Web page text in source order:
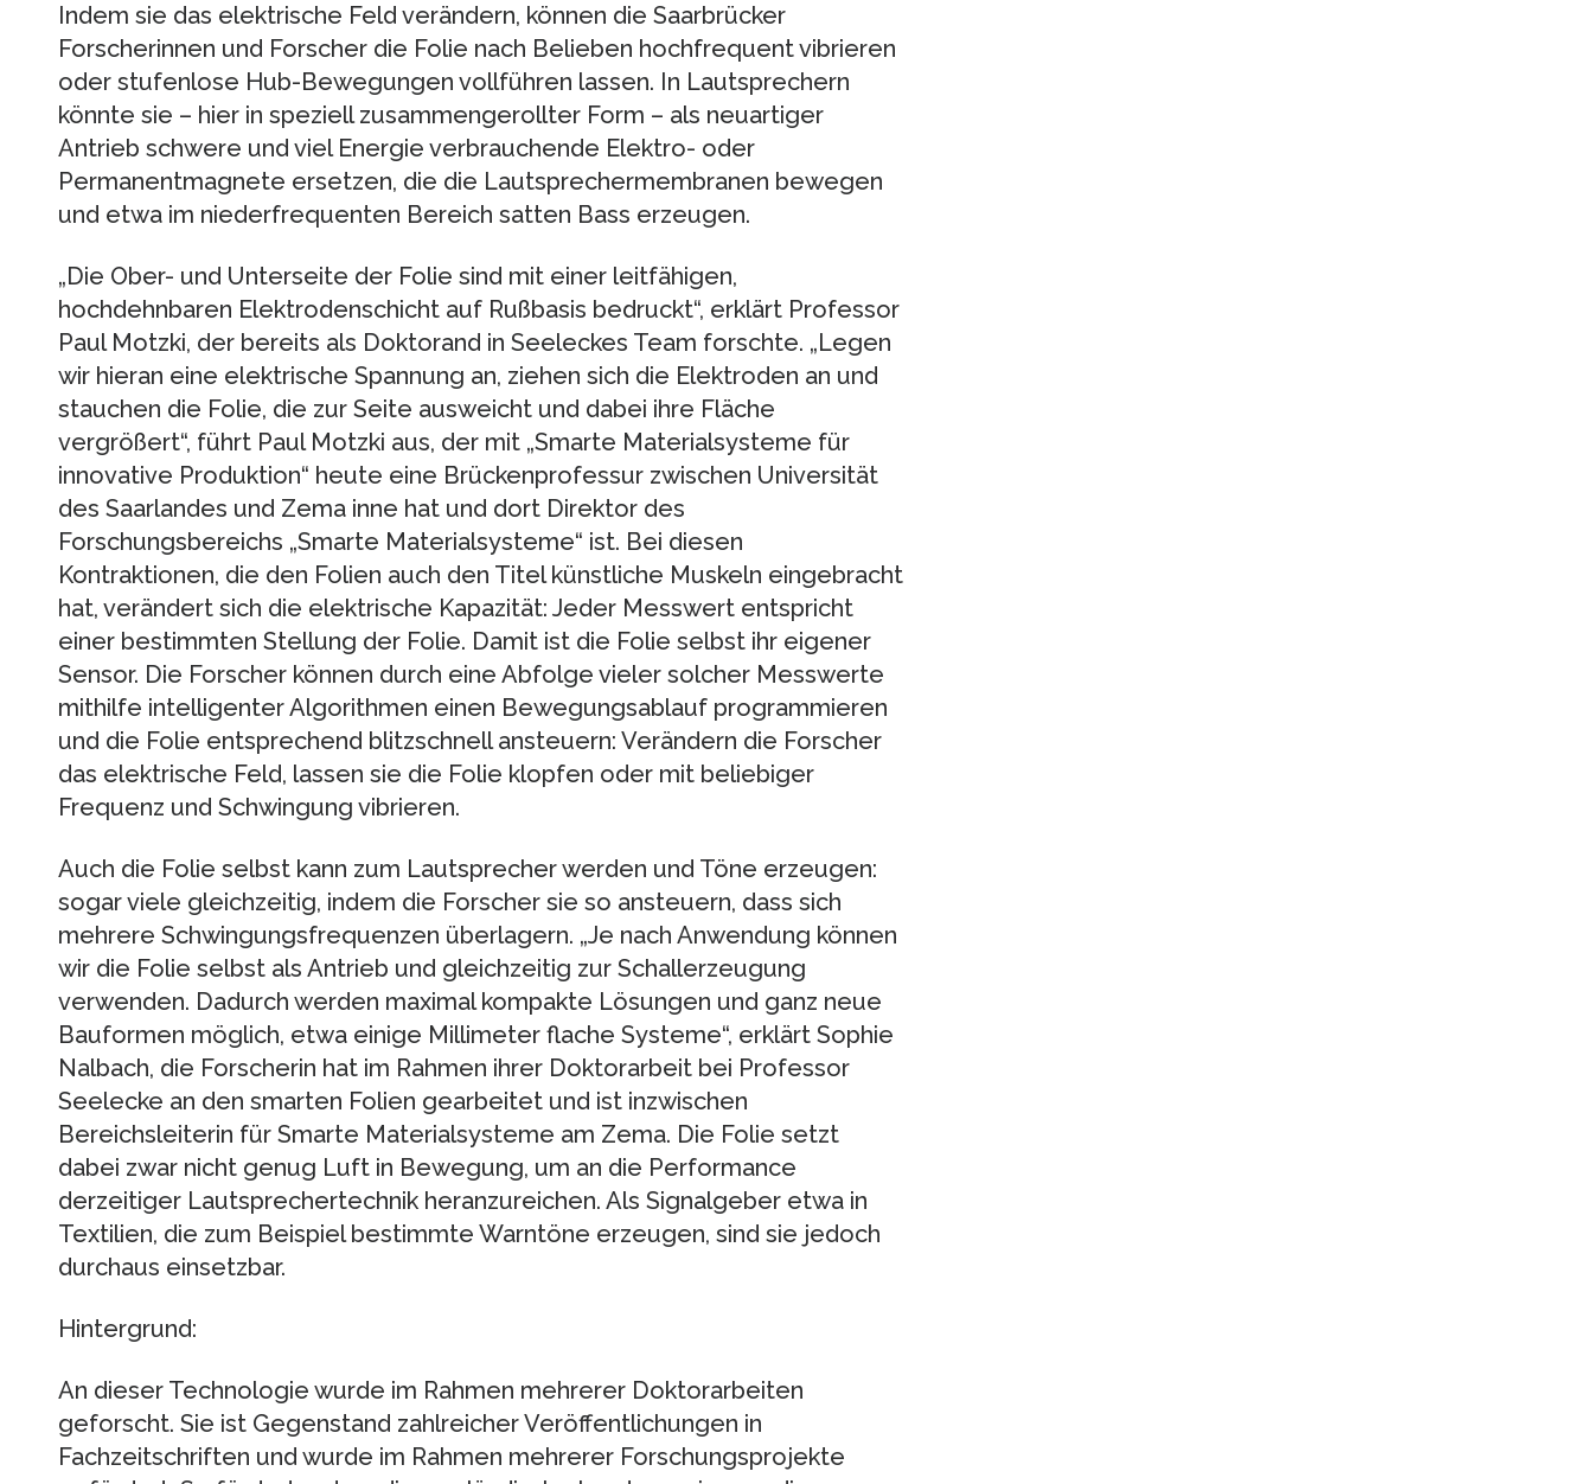
Indem sie das elektrische Feld verändern, können die Saarbrücker
Forscherinnen und Forscher die Folie nach Belieben hochfrequent vibrieren
oder stufenlose Hub-Bewegungen vollführen lassen. In Lautsprechern
könnte sie – hier in speziell zusammengerollter Form – als neuartiger
Antrieb schwere und viel Energie verbrauchende Elektro- oder
Permanentmagnete ersetzen, die die Lautsprechermembranen bewegen
und etwa im niederfrequenten Bereich satten Bass erzeugen.
„Die Ober- und Unterseite der Folie sind mit einer leitfähigen,
hochdehnbaren Elektrodenschicht auf Rußbasis bedruckt“, erklärt Professor
Paul Motzki, der bereits als Doktorand in Seeleckes Team forschte. „Legen
wir hieran eine elektrische Spannung an, ziehen sich die Elektroden an und
stauchen die Folie, die zur Seite ausweicht und dabei ihre Fläche
vergrößert“, führt Paul Motzki aus, der mit „Smarte Materialsysteme für
innovative Produktion“ heute eine Brückenprofessur zwischen Universität
des Saarlandes und Zema inne hat und dort Direktor des
Forschungsbereichs „Smarte Materialsysteme“ ist. Bei diesen
Kontraktionen, die den Folien auch den Titel künstliche Muskeln eingebracht
hat, verändert sich die elektrische Kapazität: Jeder Messwert entspricht
einer bestimmten Stellung der Folie. Damit ist die Folie selbst ihr eigener
Sensor. Die Forscher können durch eine Abfolge vieler solcher Messwerte
mithilfe intelligenter Algorithmen einen Bewegungsablauf programmieren
und die Folie entsprechend blitzschnell ansteuern: Verändern die Forscher
das elektrische Feld, lassen sie die Folie klopfen oder mit beliebiger
Frequenz und Schwingung vibrieren.
Auch die Folie selbst kann zum Lautsprecher werden und Töne erzeugen:
sogar viele gleichzeitig, indem die Forscher sie so ansteuern, dass sich
mehrere Schwingungsfrequenzen überlagern. „Je nach Anwendung können
wir die Folie selbst als Antrieb und gleichzeitig zur Schallerzeugung
verwenden. Dadurch werden maximal kompakte Lösungen und ganz neue
Bauformen möglich, etwa einige Millimeter flache Systeme“, erklärt Sophie
Nalbach, die Forscherin hat im Rahmen ihrer Doktorarbeit bei Professor
Seelecke an den smarten Folien gearbeitet und ist inzwischen
Bereichsleiterin für Smarte Materialsysteme am Zema. Die Folie setzt
dabei zwar nicht genug Luft in Bewegung, um an die Performance
derzeitiger Lautsprechertechnik heranzureichen. Als Signalgeber etwa in
Textilien, die zum Beispiel bestimmte Warntöne erzeugen, sind sie jedoch
durchaus einsetzbar.
Hintergrund:
An dieser Technologie wurde im Rahmen mehrerer Doktorarbeiten
geforscht. Sie ist Gegenstand zahlreicher Veröffentlichungen in
Fachzeitschriften und wurde im Rahmen mehrerer Forschungsprojekte